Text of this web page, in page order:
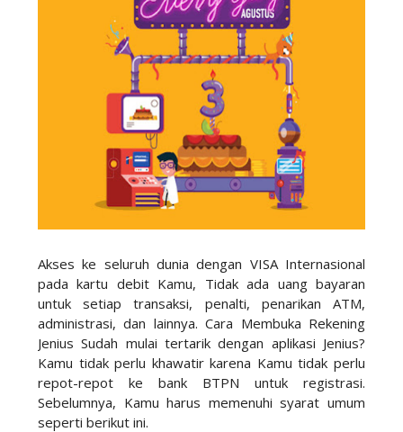
Akses ke seluruh dunia dengan VISA Internasional
pada kartu debit Kamu, Tidak ada uang bayaran
untuk setiap transaksi, penalti, penarikan ATM,
administrasi, dan lainnya. Cara Membuka Rekening
Jenius Sudah mulai tertarik dengan aplikasi Jenius?
Kamu tidak perlu khawatir karena Kamu tidak perlu
repot-repot ke bank BTPN untuk registrasi.
Sebelumnya, Kamu harus memenuhi syarat umum
seperti berikut ini.